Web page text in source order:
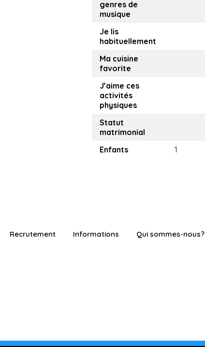
genres de
musique
Je lis
habituellement
Ma cuisine
favorite
J’aime ces
activités
physiques
Statut
matrimonial
Enfants
1
Recrutement Informations Qui sommes-nous?